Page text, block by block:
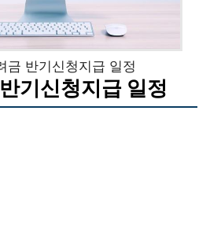
금 반기신청지급 일정
기신청지급 일정